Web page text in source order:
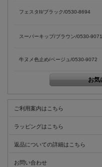
フェスタII/ブラック/0530-8694
スーパーキップ/ブラウン/0530-9071
牛ヌメ色止め/ベージュ/0530-9072
ご利用案内はこちら
ラッピングはこちら
返品についての詳細はこちら
お問い合わせ